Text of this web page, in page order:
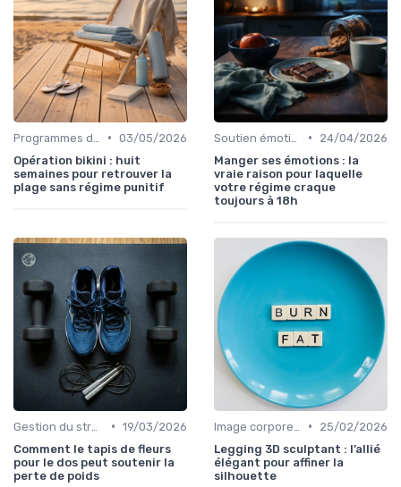
• 03/05/2026
Opération bikini : huit
semaines pour retrouver la
plage sans régime punitif
•
24/04/2026
Manger ses émotions : la
vraie raison pour laquelle
votre régime craque
toujours à 18h
• 19/03/2026
Comment le tapis de fleurs
pour le dos peut soutenir la
perte de poids
•
25/02/2026
Legging 3D sculptant : l’allié
élégant pour affiner la
silhouette